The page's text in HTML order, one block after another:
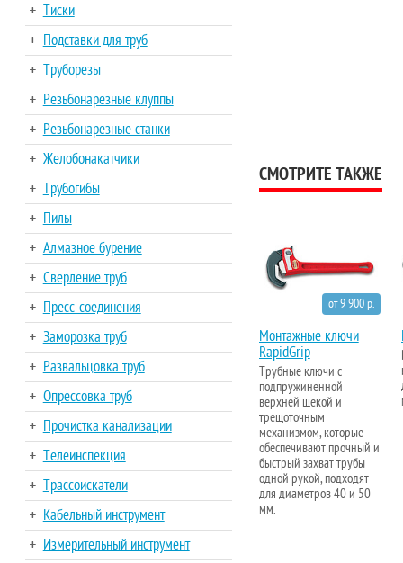
Тиски
Подставки для труб
Труборезы
Резьбонарезные клуппы
Резьбонарезные станки
Желобонакатчики
Трубогибы
Пилы
Алмазное бурение
Сверление труб
Пресс-соединения
Заморозка труб
Развальцовка труб
Опрессовка труб
Прочистка канализации
Телеинспекция
Трассоискатели
Кабельный инструмент
Измерительный инструмент
СМОТРИТЕ ТАКЖЕ
Монтажные ключи
RapidGrip
от 9 900 р.
Трубные ключи с
подпружиненной
верхней щекой и
трещоточным
механизмом, которые
обеспечивают прочный и
быстрый захват трубы
одной рукой, подходят
для диаметров 40 и 50
мм.